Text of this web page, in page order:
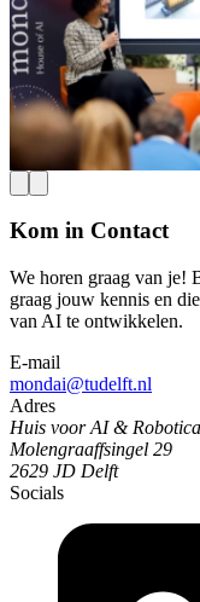
Mobiliteit, transport en
sterk met elkaar
zijn. Op deze dag
perspectieven samen
slimmer organiseren,
Lees meer
Kom in Contact
We horen graag van je!
graag jouw kennis en
van AI te ontwikkelen.
E-mail
mondai@tudelft.nl
Adres
Huis voor AI & Robotica
Molengraaffsingel 29
2629 JD Delft
Socials